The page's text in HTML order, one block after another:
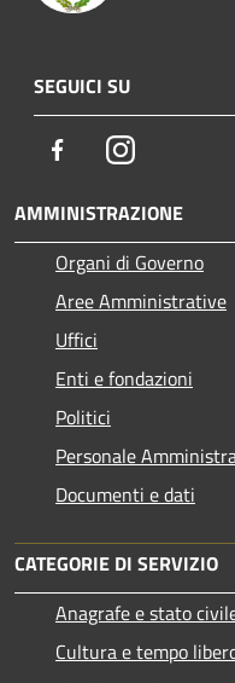
SEGUICI SU
FacebookInstagram
AMMINISTRAZIONE
Organi di Governo
Aree Amministrative
Uffici
Enti e fondazioni
Politici
Personale
Documenti e dati
CATEGORIE DI SERVIZIO
Anagrafe e stato
Cultura e tempo